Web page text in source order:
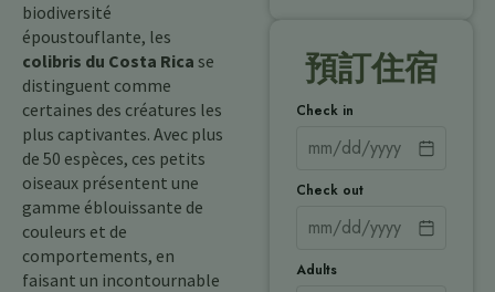
biodiversité
époustouflante, les
colibris du Costa Rica se
distinguent comme
certaines des créatures les
plus captivantes. Avec plus
de 50 espèces, ces petits
oiseaux présentent une
gamme éblouissante de
couleurs et de
comportements, en
faisant un incontournable
預訂住宿
Check in
Check out
Adults